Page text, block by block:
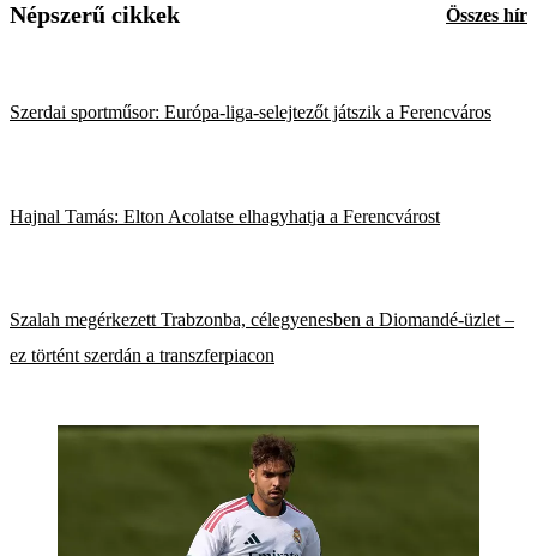
Népszerű cikkek Összes hír
Szerdai sportműsor: Európa-liga-selejtezőt játszik a Ferencváros
Hajnal Tamás: Elton Acolatse elhagyhatja a Ferencvárost
Szalah megérkezett Trabzonba, célegyenesben a Diomandé-üzlet –
ez történt szerdán a transzferpiacon